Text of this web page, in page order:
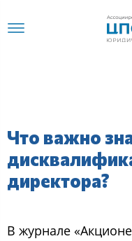
Что важно
директора?
В журнале